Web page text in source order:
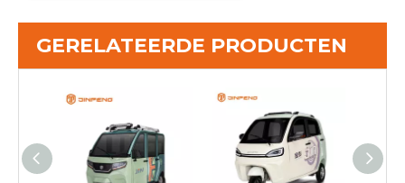
GERELATEERDE PRODUCTEN